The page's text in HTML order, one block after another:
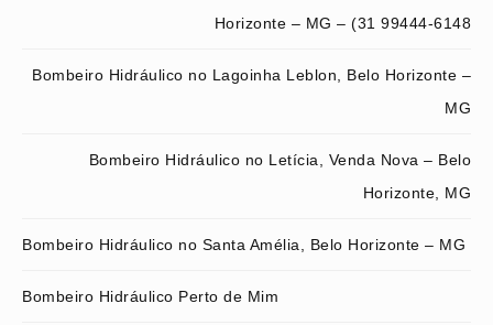
Horizonte – MG – (31 99444-6148
Bombeiro Hidráulico no Lagoinha Leblon, Belo Horizonte –
MG
Bombeiro Hidráulico no Letícia, Venda Nova – Belo
Horizonte, MG
Bombeiro Hidráulico no Santa Amélia, Belo Horizonte – MG
Bombeiro Hidráulico Perto de Mim